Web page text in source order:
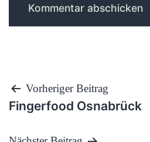
Beitragsnavigation
Vorheriger Beitrag
Fingerfood Osnabrück